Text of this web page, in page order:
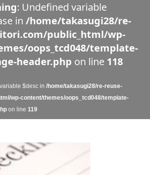
: Undefined variable
in /home/takasugi28/re-
public_html/wp-
oops_tcd048/template-
header.php on line 118
$desc in /home/takasugi28/re-reuse-
wp-content/themes/oops_tcd048/template-
on line 119